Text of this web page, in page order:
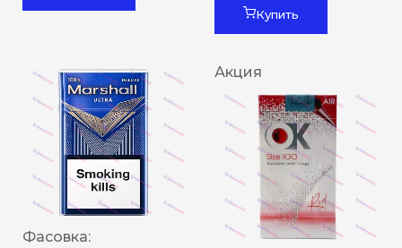
Купить
Фасовка:
Акция